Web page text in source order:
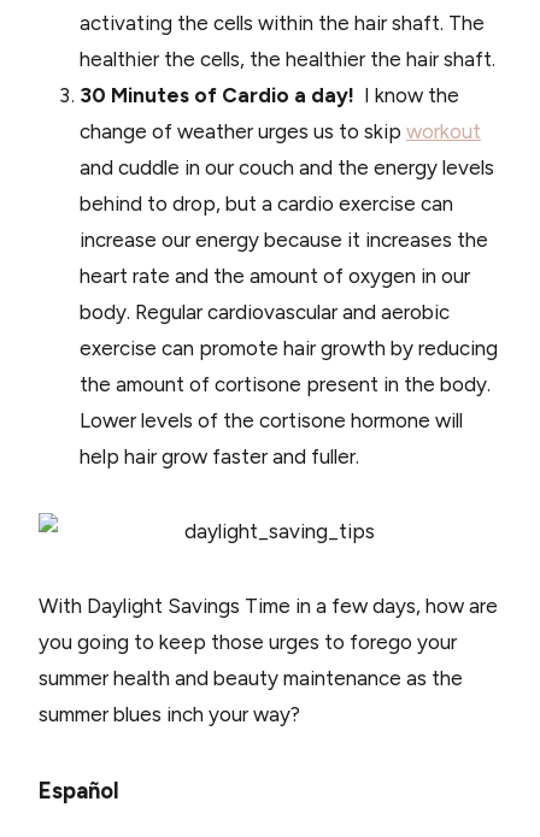
activating the cells within the hair shaft. The
healthier the cells, the healthier the hair shaft.
30 Minutes of Cardio a day! I know the
change of weather urges us to skip workout
and cuddle in our couch and the energy levels
behind to drop, but a cardio exercise can
increase our energy because it increases the
heart rate and the amount of oxygen in our
body. Regular cardiovascular and aerobic
exercise can promote hair growth by reducing
the amount of cortisone present in the body.
Lower levels of the cortisone hormone will
help hair grow faster and fuller.
With Daylight Savings Time in a few days, how are
you going to keep those urges to forego your
summer health and beauty maintenance as the
summer blues inch your way?
Español